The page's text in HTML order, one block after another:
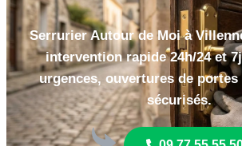
Serrurier Autour de Moi à
intervention rapide 24h/24 et
urgences, ouvertures de portes
sécurisés.